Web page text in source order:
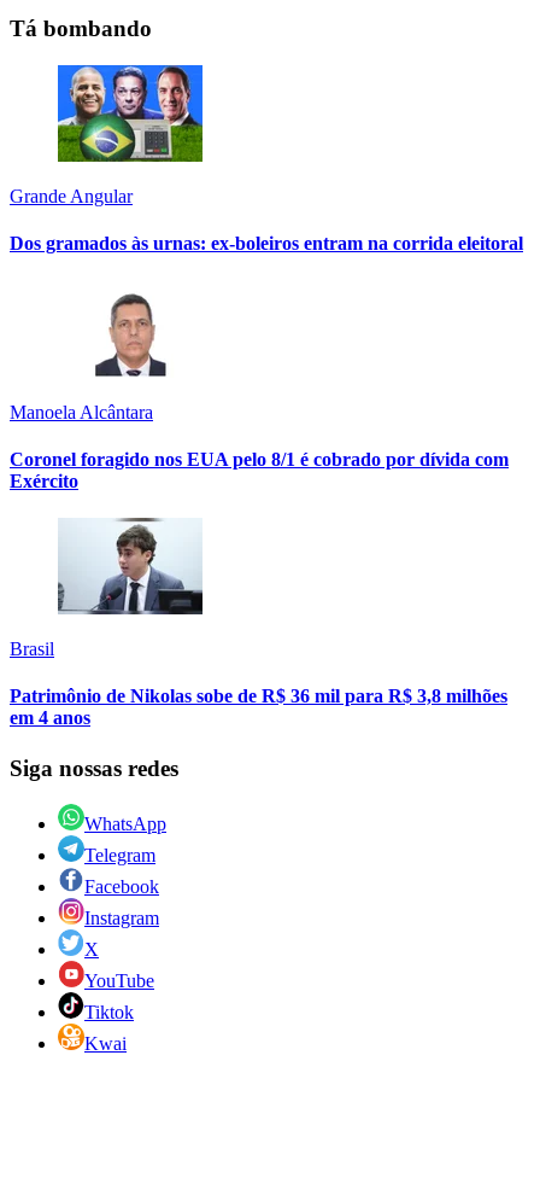
Tá bombando
Grande Angular
Dos gramados às urnas: ex-boleiros entram na corrida eleitoral
Manoela Alcântara
Coronel foragido nos EUA pelo 8/1 é cobrado por dívida com
Exército
Brasil
Patrimônio de Nikolas sobe de R$ 36 mil para R$ 3,8 milhões
em 4 anos
Siga nossas redes
WhatsApp
Telegram
Facebook
Instagram
X
YouTube
Tiktok
Kwai